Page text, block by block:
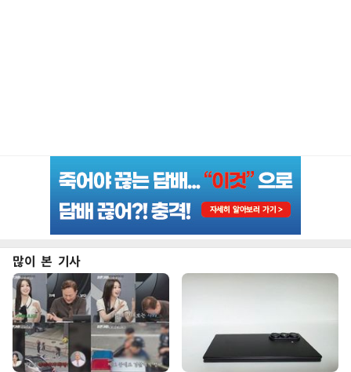
많이 본 기사